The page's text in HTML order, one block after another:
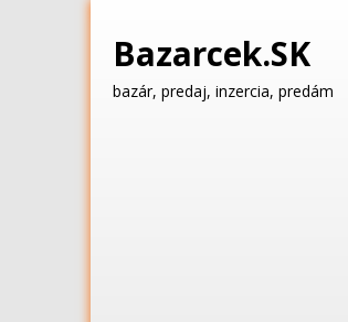
Bazarcek.SK
bazár, predaj, inzercia, predám